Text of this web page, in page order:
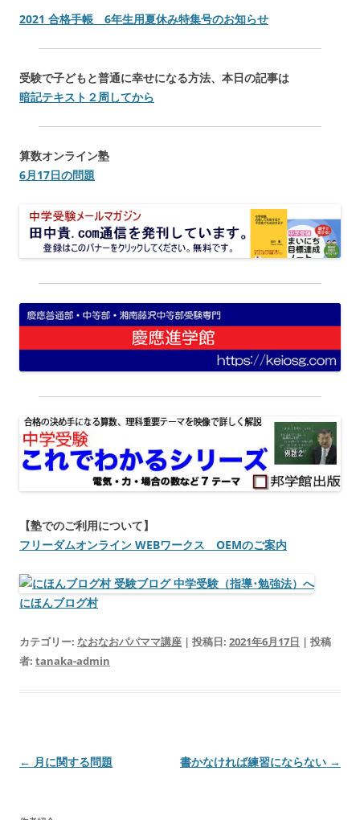
2021 合格手帳 6年生用夏休み特集号のお知らせ
受験で子どもと普通に幸せになる方法、本日の記事は
暗記テキスト２周してから
算数オンライン塾
6月17日の問題
【塾でのご利用について】
フリーダムオンライン WEBワークス OEMのご案内
にほんブログ村
カテゴリー: なおなおパパママ講座 | 投稿日: 2021年6月17日 | 投稿
者: tanaka-admin
投
← 月に関する問題 書かなければ練習にならない →